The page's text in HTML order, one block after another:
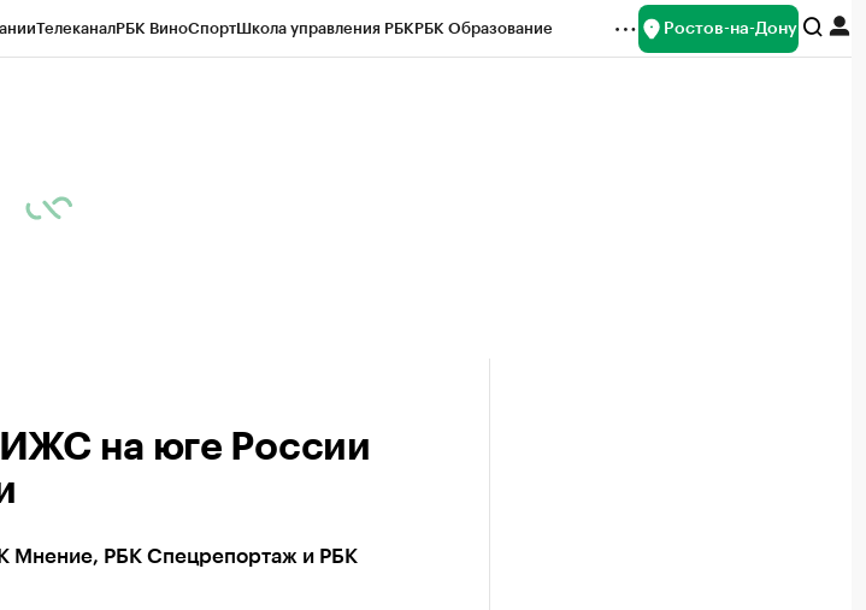
ТелеканалРБК ВиноСпортШкола управления РБКРБК Образование Ростов-на-Дону
на юге России
Мнение, РБК Спецрепортаж и РБК